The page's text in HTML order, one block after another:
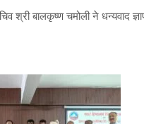
श्री बालकृष्ण चमोली ने धन्यवाद